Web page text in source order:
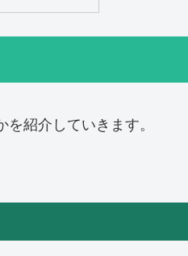
紹介していきます。